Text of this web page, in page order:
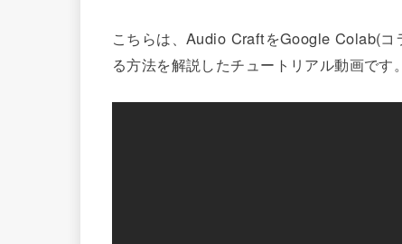
こちらは、Audio CraftをGoogle Colab(コ
る方法を解説したチュートリアル動画です。